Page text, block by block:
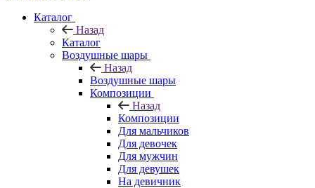
Каталог
Назад
Каталог
Воздушные шары
Назад
Воздушные шары
Композиции
Назад
Композиции
Для мальчиков
Для девочек
Для мужчин
Для девушек
На девичник